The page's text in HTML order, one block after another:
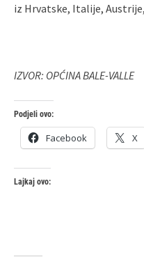
iz Hrvatske, Italije,
IZVOR: OPĆINA BALE-VALLE
Podjeli ovo:
Facebook X
Lajkaj ovo: